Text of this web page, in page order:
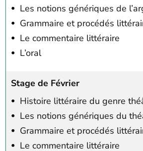
Les notions génériques de
Grammaire et procédés
Le commentaire littéraire
L’oral
Stage de Février
Histoire littéraire du genre
Les notions génériques du
Grammaire et procédés
Le commentaire littéraire